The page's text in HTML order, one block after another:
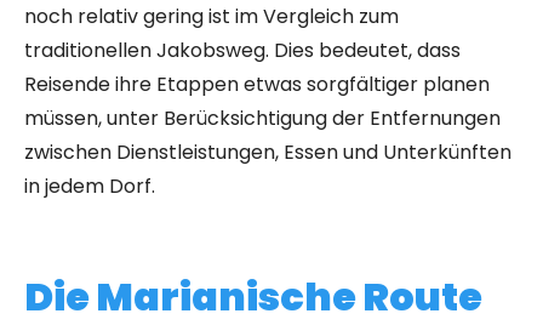
noch relativ gering ist im Vergleich zum
traditionellen Jakobsweg. Dies bedeutet, dass
Reisende ihre Etappen etwas sorgfältiger planen
müssen, unter Berücksichtigung der Entfernungen
zwischen Dienstleistungen, Essen und Unterkünften
in jedem Dorf.
Die Marianische Route